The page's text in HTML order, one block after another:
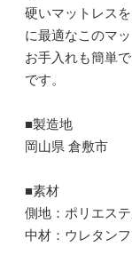
硬いマットレス
に最適なこのマッ
お手入れも簡単
です。
■製造地
岡山県 倉敷市
■素材
側地：ポリエステ
中材：ウレタンフ